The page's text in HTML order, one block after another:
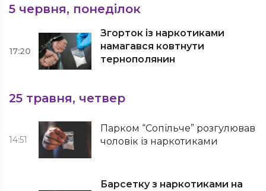
5 червня, понеділок
17:20
Згорток із наркотиками
намагався ковтнути
тернополянин
25 травня, четвер
14:51
Парком “Сопільче” розгулював
чоловік із наркотиками
Барсетку з наркотиками на